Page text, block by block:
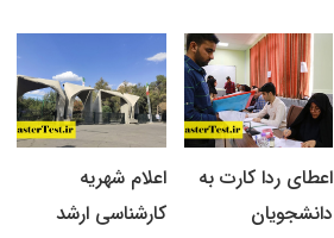
اعطای ردا کارت به
دانشجویان
اعلام شهریه
کارشناسی ارشد